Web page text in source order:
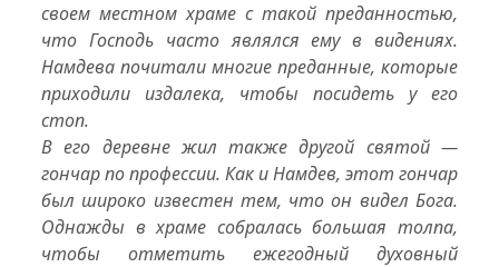
своем местном храме с такой преданностью,
что Господь часто являлся ему в видениях.
Намдева почитали многие преданные, которые
приходили издалека, чтобы посидеть у его
стоп.
В его деревне жил также другой святой —
гончар по профессии. Как и Намдев, этот гончар
был широко известен тем, что он видел Бога.
Однажды в храме собралась большая толпа,
чтобы отметить ежегодный духовный